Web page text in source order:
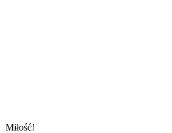
Miłość!